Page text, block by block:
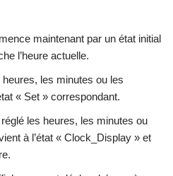
maintenant par un état initial
l’heure actuelle.
heures, les minutes ou les
« Set » correspondant.
les heures, les minutes ou
à l’état « Clock_Display » et